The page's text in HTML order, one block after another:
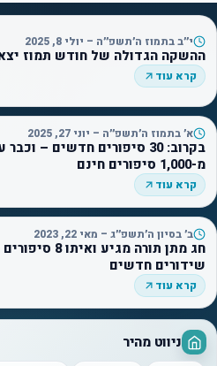
י״ב בתמוז ה׳תשפ״ה – יולי 8, 2025
ההשקה הגדולה של חודש תמוז
קרא עוד
א׳ בתמוז ה׳תשפ״ה – יוני 27, 2025
בקרוב: 30 סיפורים חדשים –
מ-1,000 סיפורים חינם
קרא עוד
ב׳ בסיון ה׳תשפ״ג – מאי 22, 2023
שידורים חדשים
קרא עוד
ניווט מהיר